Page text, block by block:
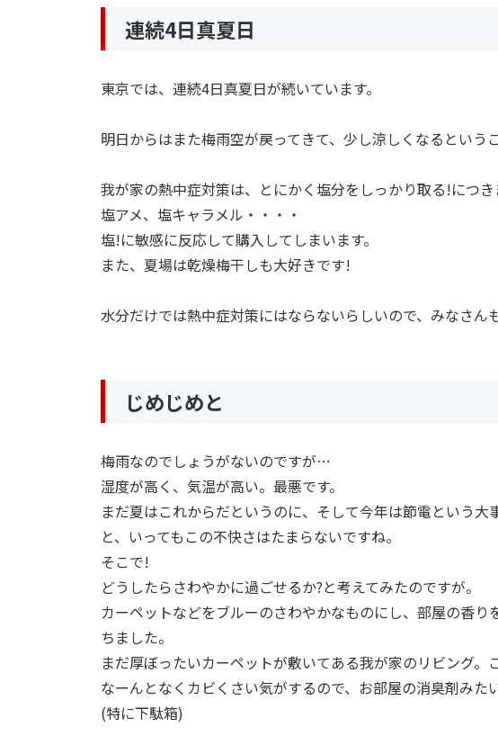
連続4日真夏日
東京では、連続4日真夏日が続いています。
明日からはまた梅雨空が戻ってきて、少し涼しくなるとい
我が家の熱中症対策は、とにかく塩分をしっかり取る!につき
塩アメ、塩キャラメル・・・・
塩!に敏感に反応して購入してしまいます。
また、夏場は乾燥梅干しも大好きです!
水分だけでは熱中症対策にはならないらしいので、みなさん
じめじめと
梅雨なのでしょうがないのですが…
湿度が高く、気温が高い。最悪です。
まだ夏はこれからだというのに、そして今年は節電という大
と、いってもこの不快さはたまらないですね。
そこで!
どうしたらさわやかに過ごせるか?と考えてみたのですが。
カーペットなどをブルーのさわやかなものにし、部屋の香
ちました。
まだ厚ぼったいカーペットが敷いてある我が家のリビング。
なーんとなくカビくさい気がするので、お部屋の消臭剤みた
(特に下駄箱)